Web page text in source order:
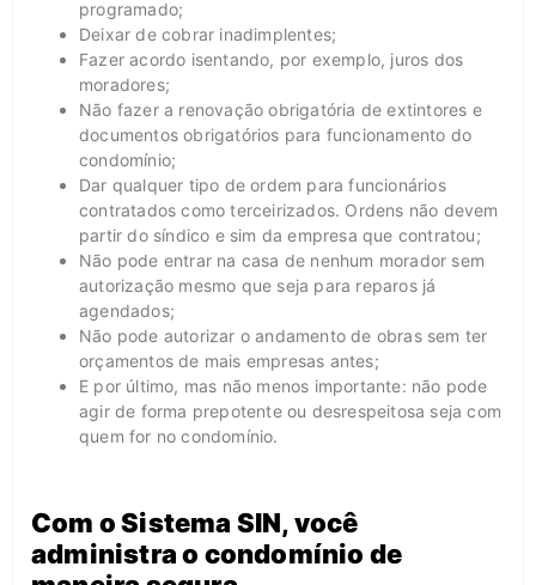
programado;
Deixar de cobrar inadimplentes;
Fazer acordo isentando, por exemplo, juros dos
moradores;
Não fazer a renovação obrigatória de extintores e
documentos obrigatórios para funcionamento do
condomínio;
Dar qualquer tipo de ordem para funcionários
contratados como terceirizados. Ordens não devem
partir do síndico e sim da empresa que contratou;
Não pode entrar na casa de nenhum morador sem
autorização mesmo que seja para reparos já
agendados;
Não pode autorizar o andamento de obras sem ter
orçamentos de mais empresas antes;
E por último, mas não menos importante: não pode
agir de forma prepotente ou desrespeitosa seja com
quem for no condomínio.
Com o Sistema SIN, você
administra o condomínio de